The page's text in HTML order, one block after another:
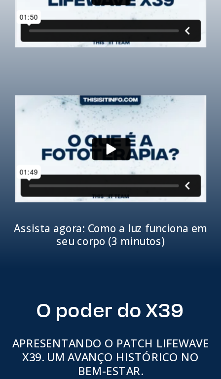
Assista agora: Como a luz funciona em
seu corpo (3 minutos)
O poder do X39
APRESENTANDO O PATCH LIFEWAVE
X39. UM AVANÇO HISTÓRICO NO
BEM-ESTAR.